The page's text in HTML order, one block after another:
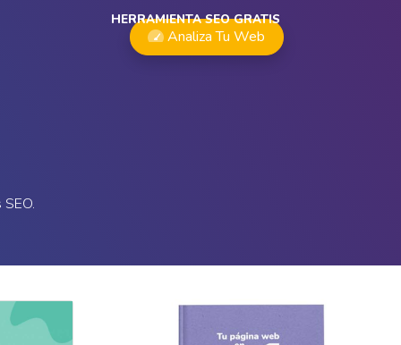
Analiza Tu Web
HERRAMIENTA SEO GRATIS